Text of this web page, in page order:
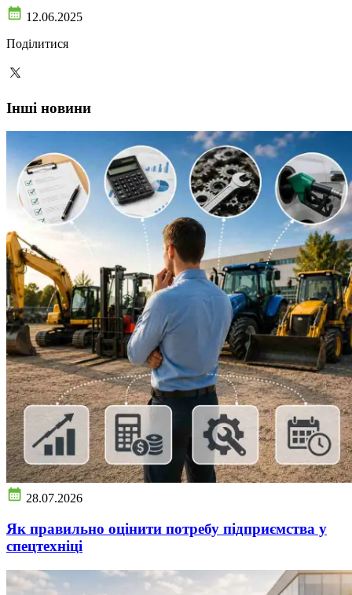
12.06.2025
Поділитися
Інші новини
28.07.2026
Як правильно оцінити потребу підприємства у
спецтехніці